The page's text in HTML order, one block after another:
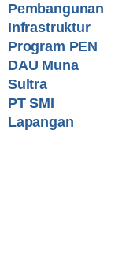
Pembangunan
Infrastruktur
Program PEN
DAU Muna
Sultra
PT SMI
Lapangan